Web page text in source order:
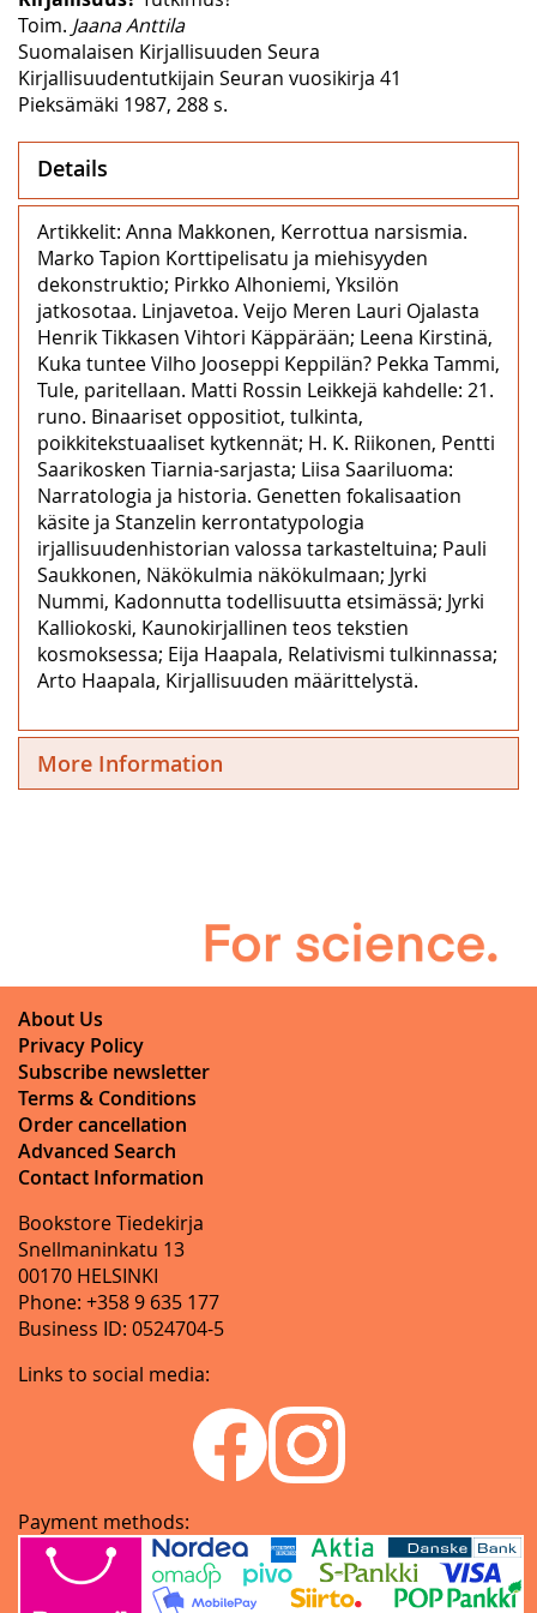
Toim. Jaana Anttila
Suomalaisen Kirjallisuuden Seura
Kirjallisuudentutkijain Seuran vuosikirja 41
Pieksämäki 1987, 288 s.
Details
Artikkelit: Anna Makkonen, Kerrottua narsismia.
Marko Tapion Korttipelisatu ja miehisyyden
dekonstruktio; Pirkko Alhoniemi, Yksilön
jatkosotaa. Linjavetoa. Veijo Meren Lauri Ojalasta
Henrik Tikkasen Vihtori Käppärään; Leena Kirstinä,
Kuka tuntee Vilho Jooseppi Keppilän? Pekka Tammi,
Tule, paritellaan. Matti Rossin Leikkejä kahdelle: 21.
runo. Binaariset oppositiot, tulkinta,
poikkitekstuaaliset kytkennät; H. K. Riikonen, Pentti
Saarikosken Tiarnia-sarjasta; Liisa Saariluoma:
Narratologia ja historia. Genetten fokalisaation
käsite ja Stanzelin kerrontatypologia
irjallisuudenhistorian valossa tarkasteltuina; Pauli
Saukkonen, Näkökulmia näkökulmaan; Jyrki
Nummi, Kadonnutta todellisuutta etsimässä; Jyrki
Kalliokoski, Kaunokirjallinen teos tekstien
kosmoksessa; Eija Haapala, Relativismi tulkinnassa;
Arto Haapala, Kirjallisuuden määrittelystä.
More Information
About Us
Privacy Policy
Subscribe newsletter
Terms & Conditions
Order cancellation
Advanced Search
Contact Information
Bookstore Tiedekirja
Snellmaninkatu 13
00170 HELSINKI
Phone: +358 9 635 177
Business ID: 0524704-5
Links to social media:
Payment methods: